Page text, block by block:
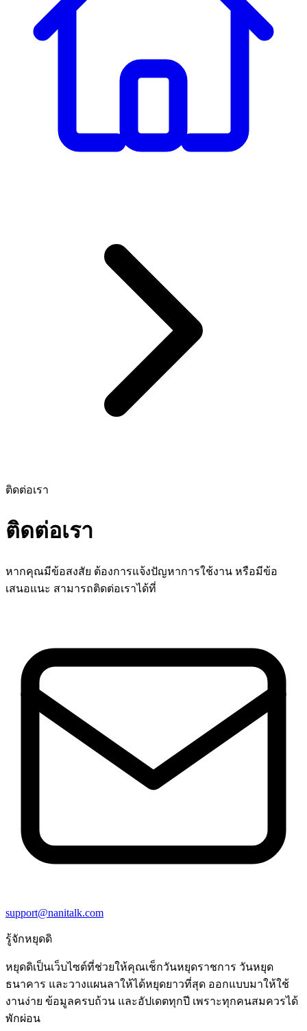
ติดต่อเรา
ติดต่อเรา
หากคุณมีข้อสงสัย ต้องการแจ้งปัญหาการใช้งาน หรือมีข้อ
เสนอแนะ สามารถติดต่อเราได้ที่
support@nanitalk.com
รู้จักหยุดดิ
หยุดดิเป็นเว็บไซต์ที่ช่วยให้คุณเช็กวันหยุดราชการ วันหยุด
ธนาคาร และวางแผนลาให้ได้หยุดยาวที่สุด ออกแบบมาให้ใช้
งานง่าย ข้อมูลครบถ้วน และอัปเดตทุกปี เพราะทุกคนสมควรได้
พักผ่อน